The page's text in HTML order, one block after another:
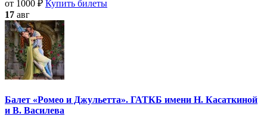
от 1000 ₽ Купить билеты
17 авг
Балет «Ромео и Джульетта». ГАТКБ имени Н. Касаткиной
и В. Василева